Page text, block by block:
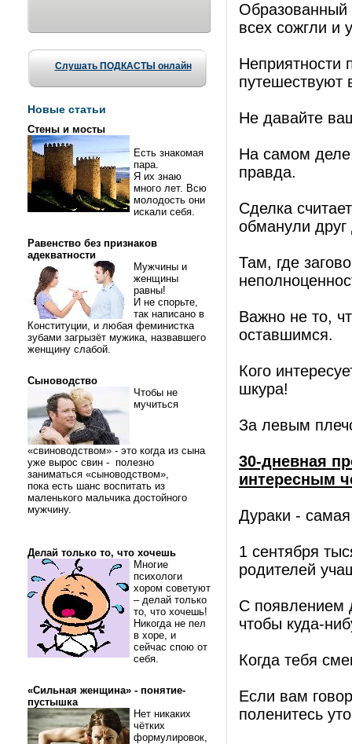
Слушать ПОДКАСТЫ онлайн
Новые статьи
Стены и мосты
Есть знакомая
пара.
Я их знаю
много лет. Всю
молодость они
искали себя.
Равенство без признаков
адекватности
Мужчины и
женщины
равны!
И не спорьте,
так написано в
Конституции, и любая феминистка
зубами загрызёт мужика, назвавшего
женщину слабой.
Сыноводство
Чтобы не
мучиться
«свиноводством» - это когда из сына
уже вырос свин - полезно
заниматься «сыноводством»,
пока есть шанс воспитать из
маленького мальчика достойного
мужчину.
Делай только то, что хочешь
Многие
психологи
хором советуют
– делай только
то, что хочешь!
Никогда не пел
в хоре, и
сейчас спою от
себя.
«Сильная женщина» - понятие-
пустышка
Нет никаких
чётких
формулировок,
Образованный
всех сожгли и
Неприятности
путешествуют
Не давайте
На самом
правда.
Сделка
обманули друг
Там, где
Важно не то,
оставшимся.
Кого
шкура!
За левым
30-дневная
интересным
Дураки -
1 сентября
родителей
С появлением
чтобы куда-
Когда тебя
Если вам
поленитесь